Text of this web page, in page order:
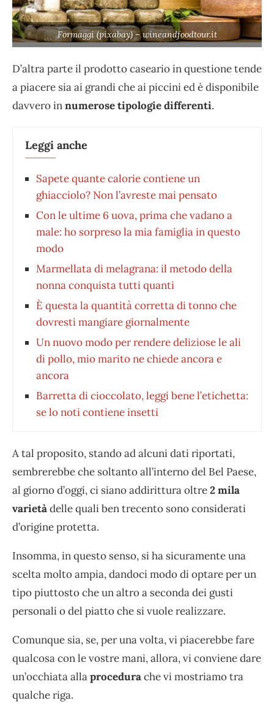
Formaggi (pixabay) – wineandfoodtour.it
D’altra parte il prodotto caseario in questione tende
a piacere sia ai grandi che ai piccini ed è disponibile
davvero innumerose tipologie differenti.
Leggi anche
Sapete quante calorie contiene un
ghiacciolo? Non l’avreste mai pensato
Con le ultime 6 uova, prima che vadano a
male: ho sorpreso la mia famiglia in questo
modo
Marmellata di melagrana: il metodo della
nonna conquista tutti quanti
È questa la quantità corretta di tonno che
dovresti mangiare giornalmente
Un nuovo modo per rendere deliziose le ali
di pollo, mio marito ne chiede ancora e
ancora
Barretta di cioccolato, leggi bene l’etichetta:
se lo noti contiene insetti
A tal proposito, stando ad alcuni dati riportati,
sembrerebbe che soltanto all’interno del Bel Paese,
al giorno d’oggi, ci siano addirittura oltre2 mila
varietàdelle quali ben trecento sono considerati
d’origine protetta.
Insomma, in questo senso, si ha sicuramente una
scelta molto ampia, dandoci modo di optare per un
tipo piuttosto che un altro a seconda dei gusti
personali o del piatto che si vuole realizzare.
Comunque sia, se, per una volta, vi piacerebbe fare
qualcosa con le vostre mani, allora, vi conviene dare
un’occhiata allaprocedurache vi mostriamo tra
qualche riga.